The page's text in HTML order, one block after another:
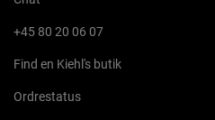
+45 80 20 06 07
Find en Kiehl's butik
Ordrestatus